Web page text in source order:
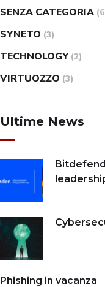
SENZA CATEGORIA
SYNETO (3)
TECHNOLOGY (2)
VIRTUOZZO (3)
Ultime News
Phishing in vacanza